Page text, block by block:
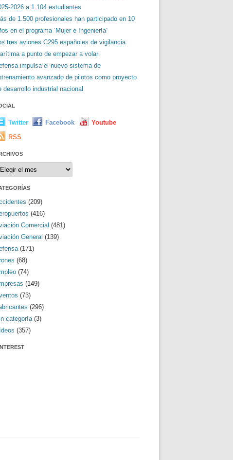
2026 a 1.104 estudiantes
de 1.500 profesionales han participado en 10
en el programa ‘Mujer e Ingeniería’
tres aviones C295 españoles de vigilancia
a punto de empezar a volar
impulsa el nuevo sistema de
avanzado de pilotos como proyecto
desarrollo industrial nacional
Twitter Facebook
Youtube
RSS
(209)
(416)
Comercial (481)
General (139)
(171)
(68)
(74)
(149)
(73)
(296)
categoría(3)
(357)